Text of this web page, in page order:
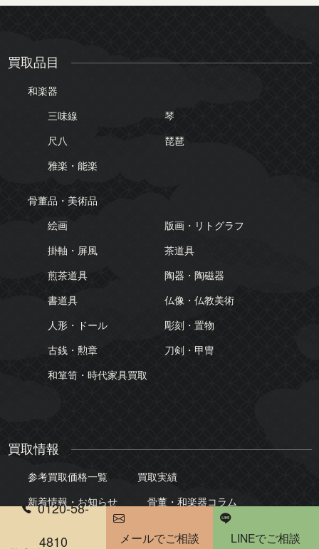
0120-58-
4810
メールでご相談 LINEでご相談
買取品目
和楽器
三味線
琴
尺八
琵琶
雅楽・能楽
骨董品・美術品
絵画
版画・リトグラフ
掛軸・屏風
茶道具
煎茶道具
陶器・陶磁器
書道具
仏像・仏教美術
人形・ドール
彫刻・置物
古銭・勲章
刀剣・甲冑
和箪笥・時代家具買取
買取情報
参考買取価格一覧
買取実績
新着情報・お知らせ
骨董・和楽器コラム